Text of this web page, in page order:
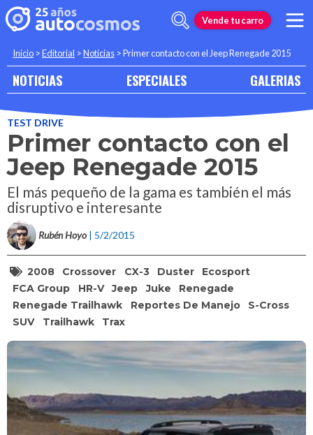
Vende tu carro
Inicio >Editorial >Noticias >Primer contacto con el Jeep Renegade 2015
NOTICIAS ESPECIALES GALERIAS
TEST DRIVE
Primer contacto con el
Jeep Renegade 2015
El más pequeño de la gama es también el más
disruptivo e interesante
Rubén Hoyo | 5/2/2015
2008 Crossover CX-3 Duster
Ecosport
FCA Group
HR-V Jeep Juke
Renegade
Renegade Trailhawk
Reportes De Manejo
S-Cross
SUV
Trailhawk Trax